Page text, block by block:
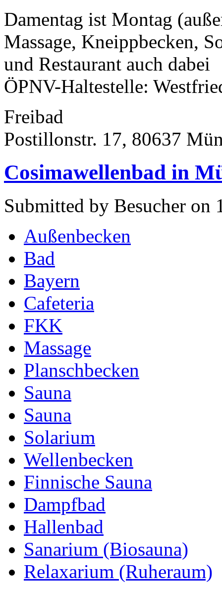
Damentag ist Montag
Massage, Kneippbecken,
und Restaurant auch dabei
ÖPNV-Haltestelle:
Freibad
Postillonstr. 17, 80637
Cosimawellenbad in
Submitted by Besucher on
Außenbecken
Bad
Bayern
Cafeteria
FKK
Massage
Planschbecken
Sauna
Sauna
Solarium
Wellenbecken
Finnische Sauna
Dampfbad
Hallenbad
Sanarium (Biosauna)
Relaxarium (Ruheraum)